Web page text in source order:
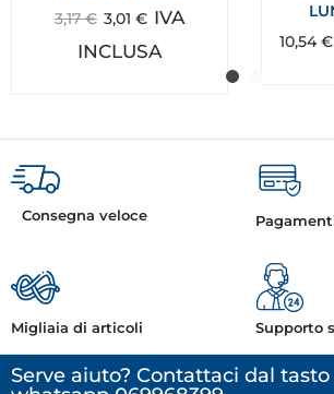
3,17€ 3,01 € IVA
INCLUSA
10,54€
Consegna veloce
Migliaia di articoli Supporto
Serve aiuto? Contattaci dal